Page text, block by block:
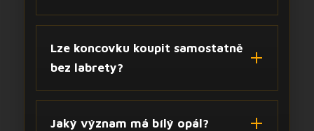
Lze koncovku koupit samostatně
bez labrety?
Jaký význam má bílý opál?